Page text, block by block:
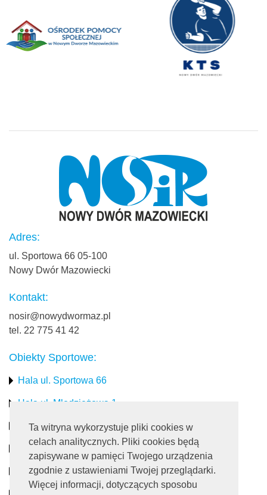
Ta witryna wykorzystuje pliki cookies w
celach analitycznych. Pliki cookies będą
zapisywane w pamięci Twojego urządzenia
zgodnie z ustawieniami Twojej przeglądarki.
Więcej informacji, dotyczących sposobu
Adres:
ul. Sportowa 66 05-100
Nowy Dwór Mazowiecki
Kontakt:
nosir@nowydwormaz.pl
tel. 22 775 41 42
Obiekty Sportowe:
Hala ul. Sportowa 66
Hala ul. Młodzieżowa 1
Stadion miejski
Obiekty rekreacyjne
Pływalnia